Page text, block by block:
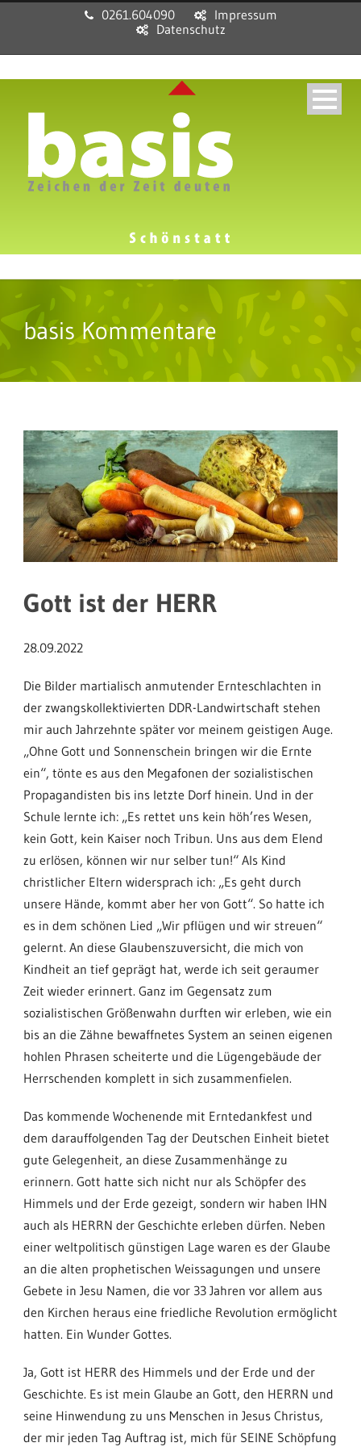
0261.604090
Impressum
Datenschutz
basis Kommentare
Gott ist der HERR
28.09.2022
Die Bilder martialisch anmutender Ernteschlachten in
der zwangskollektivierten DDR-Landwirtschaft stehen
mir auch Jahrzehnte später vor meinem geistigen Auge.
„Ohne Gott und Sonnenschein bringen wir die Ernte
ein“, tönte es aus den Megafonen der sozialistischen
Propagandisten bis ins letzte Dorf hinein. Und in der
Schule lernte ich: „Es rettet uns kein höh’res Wesen,
kein Gott, kein Kaiser noch Tribun. Uns aus dem Elend
zu erlösen, können wir nur selber tun!“ Als Kind
christlicher Eltern widersprach ich: „Es geht durch
unsere Hände, kommt aber her von Gott“. So hatte ich
es in dem schönen Lied „Wir pflügen und wir streuen“
gelernt. An diese Glaubenszuversicht, die mich von
Kindheit an tief geprägt hat, werde ich seit geraumer
Zeit wieder erinnert. Ganz im Gegensatz zum
sozialistischen Größenwahn durften wir erleben, wie ein
bis an die Zähne bewaffnetes System an seinen eigenen
hohlen Phrasen scheiterte und die Lügengebäude der
Herrschenden komplett in sich zusammenfielen.
Das kommende Wochenende mit Erntedankfest und
dem darauffolgenden Tag der Deutschen Einheit bietet
gute Gelegenheit, an diese Zusammenhänge zu
erinnern. Gott hatte sich nicht nur als Schöpfer des
Himmels und der Erde gezeigt, sondern wir haben IHN
auch als HERRN der Geschichte erleben dürfen. Neben
einer weltpolitisch günstigen Lage waren es der Glaube
an die alten prophetischen Weissagungen und unsere
Gebete in Jesu Namen, die vor 33 Jahren vor allem aus
den Kirchen heraus eine friedliche Revolution ermöglicht
hatten. Ein Wunder Gottes.
Ja, Gott ist HERR des Himmels und der Erde und der
Geschichte. Es ist mein Glaube an Gott, den HERRN und
seine Hinwendung zu uns Menschen in Jesus Christus,
der mir jeden Tag Auftrag ist, mich für SEINE Schöpfung